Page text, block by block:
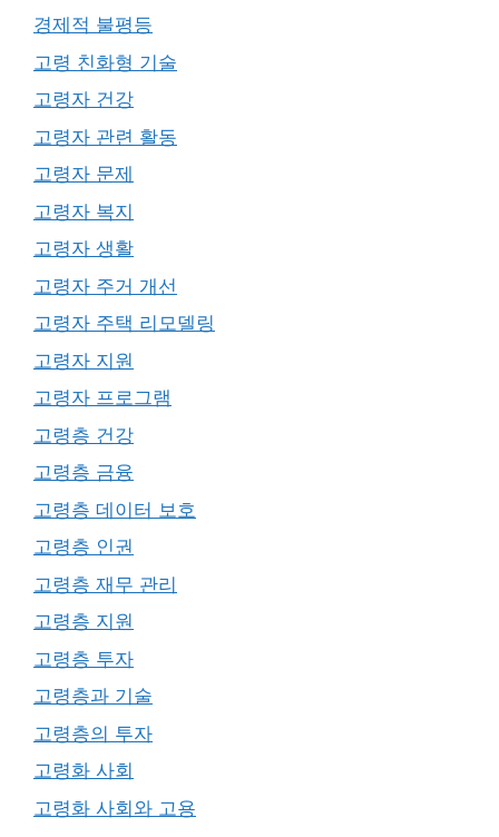
경제적 불평등
고령 친화형 기술
고령자 건강
고령자 관련 활동
고령자 문제
고령자 복지
고령자 생활
고령자 주거 개선
고령자 주택 리모델링
고령자 지원
고령자 프로그램
고령층 건강
고령층 금융
고령층 데이터 보호
고령층 인권
고령층 재무 관리
고령층 지원
고령층 투자
고령층과 기술
고령층의 투자
고령화 사회
고령화 사회와 고용